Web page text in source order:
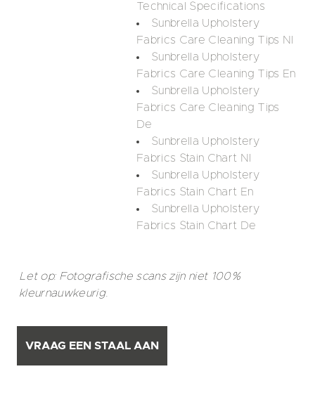
Technical Specifications
Sunbrella Upholstery
Fabrics Care Cleaning Tips Nl
Sunbrella Upholstery
Fabrics Care Cleaning Tips En
Sunbrella Upholstery
Fabrics Care Cleaning Tips
De
Sunbrella Upholstery
Fabrics Stain Chart Nl
Sunbrella Upholstery
Fabrics Stain Chart En
Sunbrella Upholstery
Fabrics Stain Chart De
Let op: Fotografische scans zijn niet 100%
kleurnauwkeurig.
VRAAG EEN STAAL AAN